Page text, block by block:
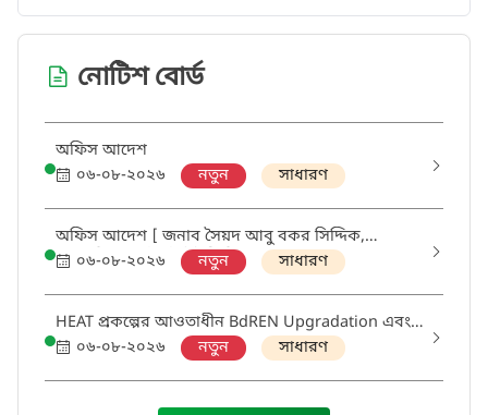
নোটিশ বোর্ড
অফিস আদেশ
০৬-০৮-২০২৬
নতুন সাধারণ
অফিস আদেশ [ জনাব সৈয়দ আবু বকর সিদ্দিক,
প্রশাসনিক কর্মকর্তা, ইউজিসি।]
০৬-০৮-২০২৬ নতুন সাধারণ
HEAT প্রকল্পের আওতাধীন BdREN Upgradation এবং
Campus Network সংক্রান্ত চলমান প্যাকেজ সমূহের
অগ্রগতি পর্যবেক্ষণ এবং সমন্বিত অগ্রগতি প্রতিবেদন
প্রস্তুতকরণের লক্ষ্যে সরেজমিন পরিদর্শন প্রসঙ্গে।
০৬-০৮-২০২৬ নতুন সাধারণ